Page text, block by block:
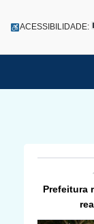
para
ACESSIBILIDADE:
Prefeitura